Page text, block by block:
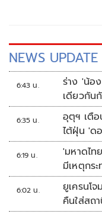
NEWS UPDATE
6:43 น.
ร่าง 'น้องอั้
เดียวกัน
เป็นทหาร
6:35 น.
อุตุฯ เตื
ไต้ฝุ่น 'ด
6:19 น.
'มหาดไท
มีเหตุกร
6:02 น.
ยูเครนโ
คืนใส่สถ